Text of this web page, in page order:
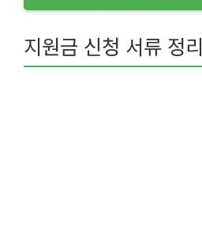
지원금 신청 서류 정리